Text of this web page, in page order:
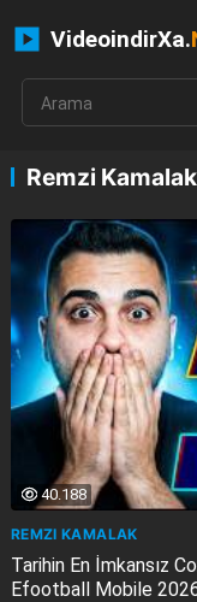
VideoindirXa.
Remzi
40.188
REMZI KAMALAK
Tarihin En İmkansız
Efootball Mobile